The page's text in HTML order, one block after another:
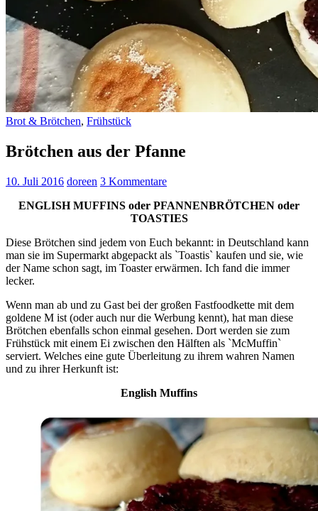
Brot & Brötchen, Frühstück
Brötchen aus der Pfanne
10. Juli 2016 doreen 3 Kommentare
ENGLISH MUFFINS oder PFANNENBRÖTCHEN oder
TOASTIES
Diese Brötchen sind jedem von Euch bekannt: in Deutschland kann
man sie im Supermarkt abgepackt als ˋToastisˋ kaufen und sie, wie
der Name schon sagt, im Toaster erwärmen. Ich fand die immer
lecker.
Wenn man ab und zu Gast bei der großen Fastfoodkette mit dem
goldene M ist (oder auch nur die Werbung kennt), hat man diese
Brötchen ebenfalls schon einmal gesehen. Dort werden sie zum
Frühstück mit einem Ei zwischen den Hälften als ˋMcMuffinˋ
serviert. Welches eine gute Überleitung zu ihrem wahren Namen
und zu ihrer Herkunft ist:
English Muffins